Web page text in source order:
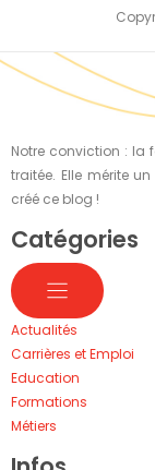
Notre conviction : la
traitée. Elle mérite
créé ce blog !
Catégories
Actualités
Carrières et Emploi
Education
Formations
Métiers